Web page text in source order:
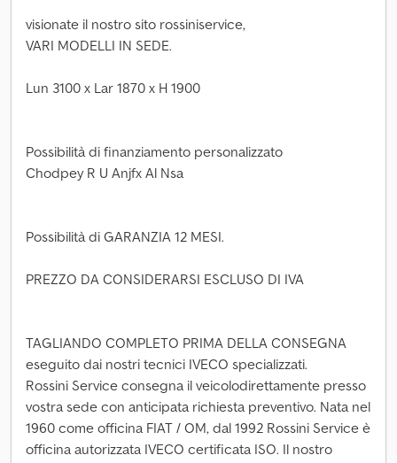
visionate il nostro sito rossiniservice,
VARI MODELLI IN SEDE.
Lun 3100 x Lar 1870 x H 1900
Possibilità di finanziamento personalizzato
Chodpey R U Anjfx Al Nsa
Possibilità di GARANZIA 12 MESI.
PREZZO DA CONSIDERARSI ESCLUSO DI IVA
TAGLIANDO COMPLETO PRIMA DELLA CONSEGNA
eseguito dai nostri tecnici IVECO specializzati.
Rossini Service consegna il veicolodirettamente presso
vostra sede con anticipata richiesta preventivo. Nata nel
1960 come officina FIAT / OM, dal 1992 Rossini Service è
officina autorizzata IVECO certificata ISO. Il nostro